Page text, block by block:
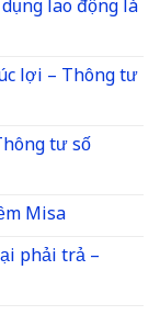
lao động là
lợi – Thông tư
tư số
Misa
phải trả –